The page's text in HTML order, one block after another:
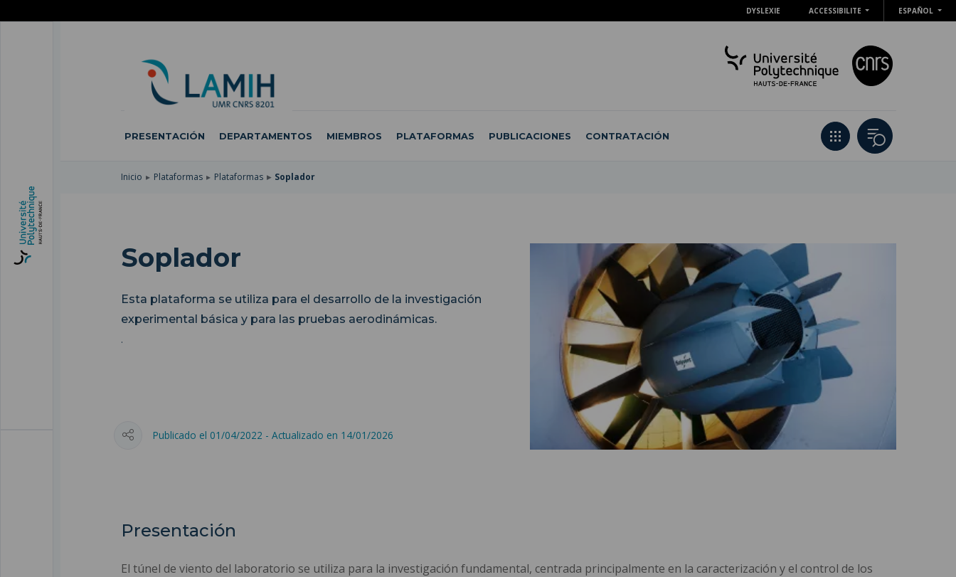
DYSLEXIE ACCESSIBILITE ESPAÑOL
PRESENTACIÓN DEPARTAMENTOS MIEMBROS PLATAFORMAS PUBLICACIONES CONTRATACIÓN
Inicio Plataformas Plataformas Soplador
Soplador
Esta plataforma se utiliza para el desarrollo de la investigación
experimental básica y para las pruebas aerodinámicas.
.
Publicado el 01/04/2022 - Actualizado en 14/01/2026
Presentación
El túnel de viento del laboratorio se utiliza para la investigación fundamental, centrada principalmente en la caracterización y el control de los